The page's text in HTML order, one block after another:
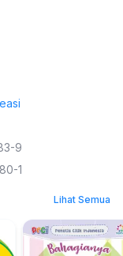
9
1
Lihat Semua